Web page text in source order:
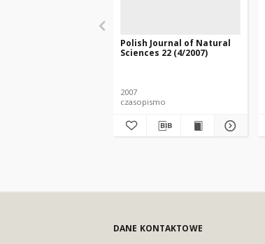
Polish Journal of Natural
Sciences 22 (4/2007)
2007
czasopismo
DANE KONTAKTOWE